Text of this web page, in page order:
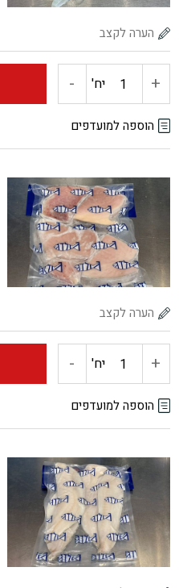
+ כמות
של
אדומה
קפואה
יח' -
הוספה למועדפים
+ כמות
של
לבנה
קפואה
יח' -
הוספה למועדפים